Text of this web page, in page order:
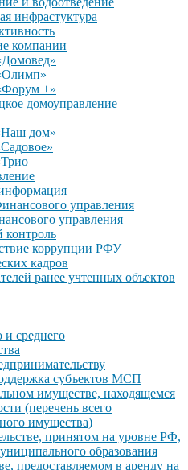
инфрастуктура
компании
+»
домоуправление
дом»
управления
управления
коррупции РФУ
кадров
ранее учтенных объектов
среднего
субъектов МСП
имуществе, находящемся
(перечень всего
имущества)
принятом на уровне РФ,
образования
предоставляемом в аренду на